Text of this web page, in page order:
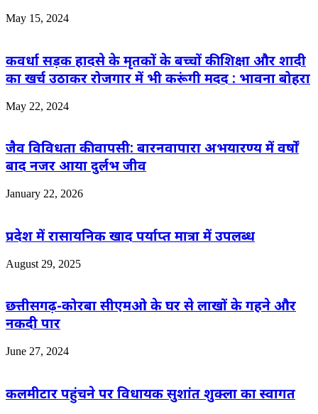
May 15, 2024
कवर्धा सड़क हादसे के मृतकों के बच्चों की शिक्षा और शादी
का खर्च उठाकर रोजगार में भी करूंगी मदद : भावना बोहरा
May 22, 2024
जैव विविधता की वापसी: बारनवापारा अभयारण्य में वर्षों
बाद नजर आया दुर्लभ जीव
January 22, 2026
प्रदेश में रासायनिक खाद पर्याप्त मात्रा में उपलब्ध
August 29, 2025
छत्तीसगढ़-कोरबा सीएमओ के घर से लाखों के गहने और
नकदी पार
June 27, 2024
कलमीटार पहुंचने पर विधायक सुशांत शुक्ला का स्वागत